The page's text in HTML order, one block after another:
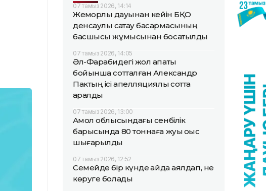
07 тамыз 2026, 14:14
Жемқорлық дауынан кейін БҚО
денсаулық сақтау басқармасының
басшысы жұмысынан босатылды
07 тамыз 2026, 14:05
Әл-Фарабидегі жол апаты
бойынша сотталған Александр
Пактың ісі апелляциялық сотта
қаралды
07 тамыз 2026, 13:00
Ақмол облысындағы сенбілік
барысында 80 тоннаға жуық қоқыс
шығарылды
07 тамыз 2026, 12:52
Семейде бір күнде қайда аялдап, не
көруге болады